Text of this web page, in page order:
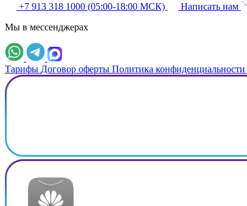
+7 913 318 1000 (05:00-18:00 МСК)
Написать нам
Мы в мессенджерах
Тарифы Договор оферты Политика конфиденциальности